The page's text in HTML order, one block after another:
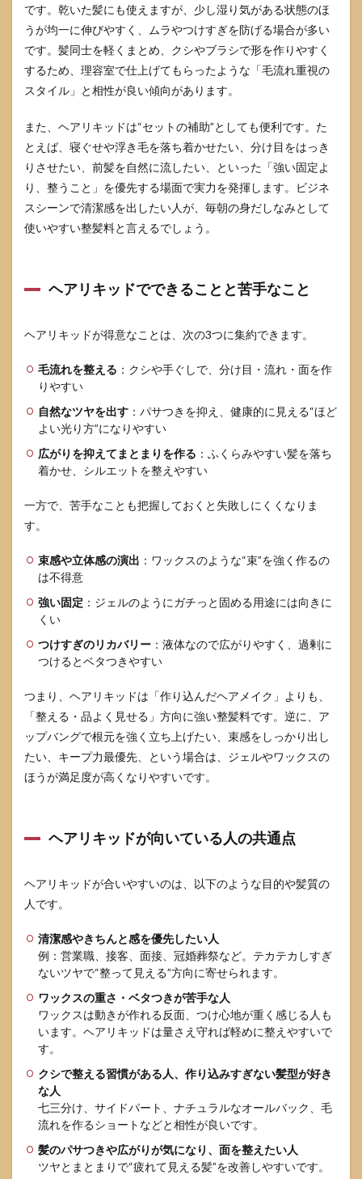
方
4.2
目的
選び
方
成分
表示
で見
てお
くポ
イン
ッド
とト
ル回
避
5.1
頭皮
刺激
や乾
燥が
気に
とき
残し
を防
ぐポ
イン
ト
5.3
生活
への
と素
材へ
の注
ッド
る質
ヘア
リキ
ッド
毛に
つな
がる
のか
毎日
使っ
てよ
いの
6.3
です。乾いた髪にも使えますが、少し湿り気がある状態のほ
うが均一に伸びやすく、ムラやつけすぎを防げる場合が多い
です。髪同士を軽くまとめ、クシやブラシで形を作りやすく
するため、理容室で仕上げてもらったような「毛流れ重視の
スタイル」と相性が良い傾向があります。
また、ヘアリキッドは“セットの補助”としても便利です。た
とえば、寝ぐせや浮き毛を落ち着かせたい、分け目をはっき
りさせたい、前髪を自然に流したい、といった「強い固定よ
り、整うこと」を優先する場面で実力を発揮します。ビジネ
スシーンで清潔感を出したい人が、毎朝の身だしなみとして
使いやすい整髪料と言えるでしょう。
ヘアリキッドでできることと苦手なこと
ヘアリキッドが得意なことは、次の3つに集約できます。
毛流れを整える ：クシや手ぐしで、分け目・流れ・面を作
りやすい
自然なツヤを出す ：パサつきを抑え、健康的に見える“ほど
よい光り方”になりやすい
広がりを抑えてまとまりを作る ：ふくらみやすい髪を落ち
着かせ、シルエットを整えやすい
一方で、苦手なことも把握しておくと失敗しにくくなりま
す。
束感や立体感の演出 ：ワックスのような“束”を強く作るの
は不得意
強い固定 ：ジェルのようにガチっと固める用途には向きに
くい
つけすぎのリカバリー ：液体なので広がりやすく、過剰に
つけるとベタつきやすい
つまり、ヘアリキッドは「作り込んだヘアメイク」よりも、
「整える・品よく見せる」方向に強い整髪料です。逆に、ア
ップバングで根元を強く立ち上げたい、束感をしっかり出し
たい、キープ力最優先、という場合は、ジェルやワックスの
ほうが満足度が高くなりやすいです。
ヘアリキッドが向いている人の共通点
ヘアリキッドが合いやすいのは、以下のような目的や髪質の
人です。
清潔感やきちんと感を優先したい人
例：営業職、接客、面接、冠婚葬祭など。テカテカしすぎ
ないツヤで“整って見える”方向に寄せられます。
ワックスの重さ・ベタつきが苦手な人
ワックスは動きが作れる反面、つけ心地が重く感じる人も
います。ヘアリキッドは量さえ守れば軽めに整えやすいで
す。
クシで整える習慣がある人、作り込みすぎない髪型が好き
な人
七三分け、サイドパート、ナチュラルなオールバック、毛
流れを作るショートなどと相性が良いです。
髪のパサつきや広がりが気になり、面を整えたい人
ツヤとまとまりで“疲れて見える髪”を改善しやすいです。